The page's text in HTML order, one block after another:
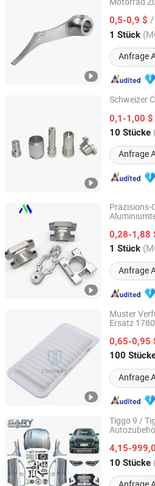
0,5-0,9 $ /
1 Stück
Anfrage
Nanjing Metalli Industrial Co., Ltd.
Jiangsu, China Seit
Schweizer
0,1-1,00 $
10 Stücke
Anfrage
Wuhan Zhongzheng Intelligent
Hubei, China Seit
Präzisions-
0,28-1,88
1 Stück
Anfrage
Dongguan Minghao Precision
Guangdong, China
Muster
Ersatz
0,65-0,95
100
Anfrage
Hebei Congben Vehicle Fittings
Hebei, China Seit
Tiggo 9 /
Lampen
Auto-/
4,15-
10 Stücke
Shandong Sairui Huachen Auto
Shandong, China